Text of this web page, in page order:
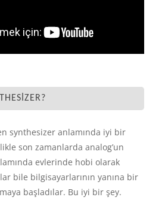
synthesizer anlamında iyi bir
son zamanlarda analog’un
evlerinde hobi olarak
bile bilgisayarlarının yanına bir
başladılar. Bu iyi bir şey.